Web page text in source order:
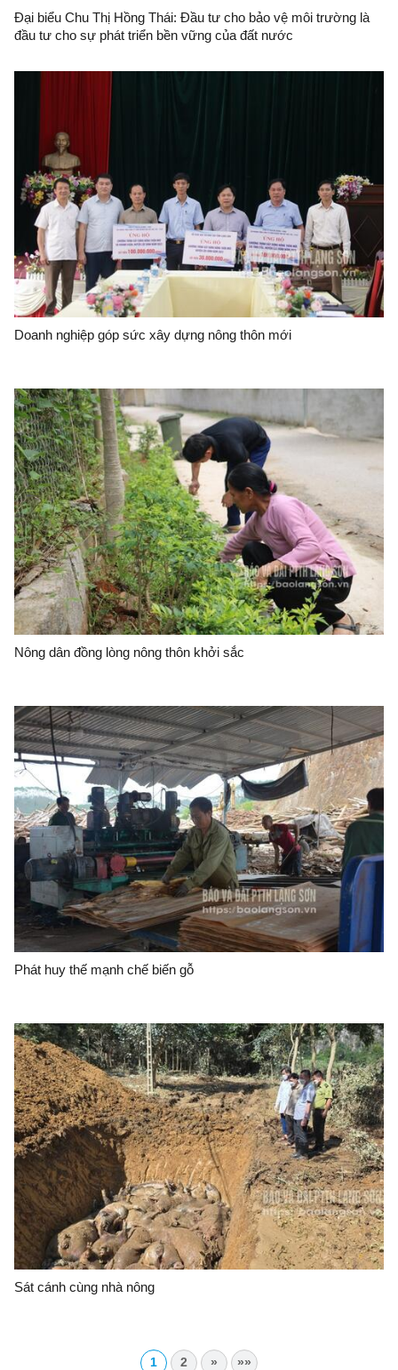
Đại biểu Chu Thị Hồng Thái: Đầu tư cho bảo vệ môi trường là
đầu tư cho sự phát triển bền vững của đất nước
Doanh nghiệp góp sức xây dựng nông thôn mới
Nông dân đồng lòng nông thôn khởi sắc
Phát huy thế mạnh chế biến gỗ
Sát cánh cùng nhà nông
1 2 » »»